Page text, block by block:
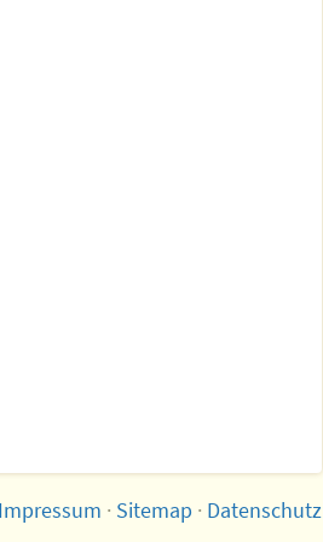
· Sitemap · Datenschutz